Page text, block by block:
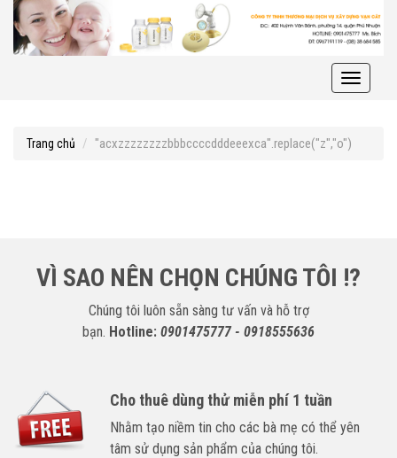
Toggle
Trang chủ "acxzzzzzzzzbbbccccdddeeexca".replace("z","o")
VÌ SAO NÊN CHỌN CHÚNG TÔI !?
Chúng tôi luôn sẵn sàng tư vấn và hỗ trợ
bạn. Hotline: 0901475777 - 0918555636
Cho thuê dùng thử miễn phí 1 tuần
Nhằm tạo niềm tin cho các bà mẹ có thể yên
tâm sử dụng sản phẩm của chúng tôi.